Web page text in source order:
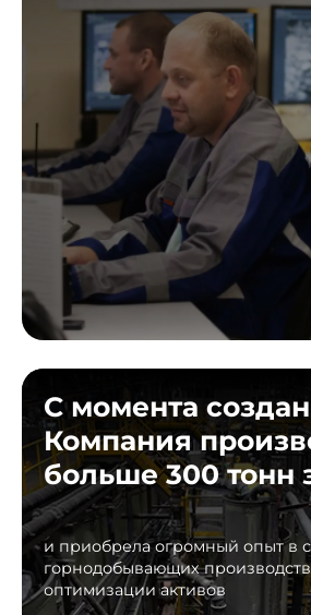
С момента
Компания
больше 300 тонн
и приобрела огромный опыт в
горнодобывающих
оптимизации активов